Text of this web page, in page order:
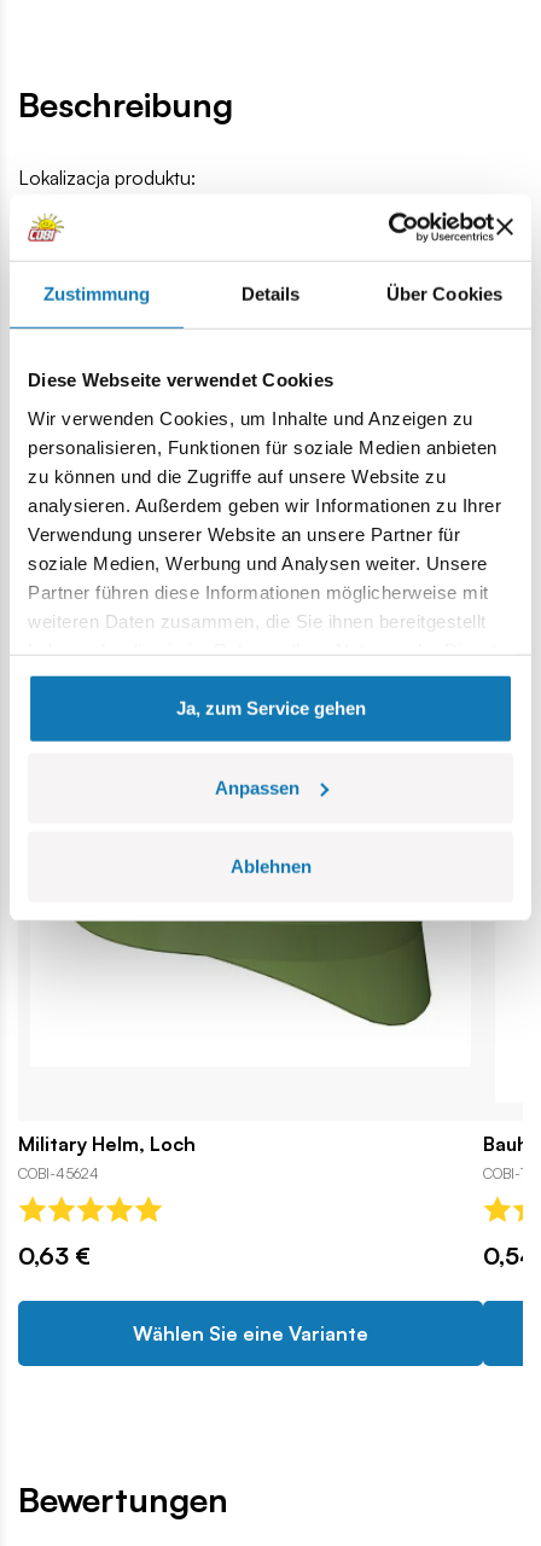
Zustimmung Details Über Cookies
Diese Webseite verwendet Cookies
Wir verwenden Cookies, um Inhalte und Anzeigen zu
personalisieren, Funktionen für soziale Medien anbieten
zu können und die Zugriffe auf unsere Website zu
analysieren. Außerdem geben wir Informationen zu Ihrer
Verwendung unserer Website an unsere Partner für
soziale Medien, Werbung und Analysen weiter. Unsere
Partner führen diese Informationen möglicherweise mit
weiteren Daten zusammen, die Sie ihnen bereitgestellt
gesammelt haben.
Ja, zum Service gehen
Anpassen
Ablehnen
Beschreibung
Lokalizacja produktu:
Homepage Helme und Kopfbedeckungen
Warnung
Achtung: Nicht für Kinder unter 36 Monaten geeignet.
Erstickungsgefahr. Kleine Teile könnten verschluckt
werden. Wir empfehlen, die Verpackung als Referenz
aufzubewahren. Modell und Farben können leicht von der
Abbildung abweichen.
Kategorie Bestseller
Military Helm, Loch
COBI-45624
0,63 €
Wählen Sie eine Variante
COBI-
Bewertungen